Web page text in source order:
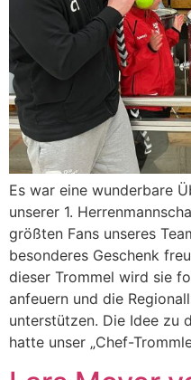
Es war eine wunderbare
unserer 1.
größten Fans unseres
besonderes Geschenk
dieser Trommel wird sie
anfeuern und die
unterstützen. Die Idee zu
hatte unser „Chef-